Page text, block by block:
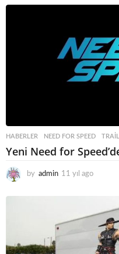
HABERLER NEED FOR SPEED ,
Yeni Need for
by admin 11 yıl ago
o